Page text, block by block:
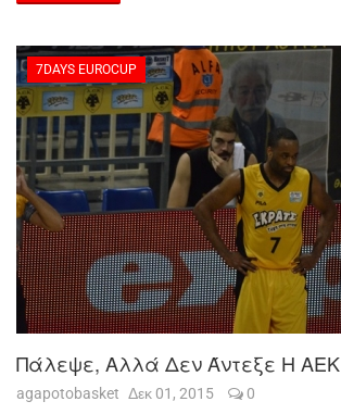
7DAYS EUROCUP
Πάλεψε, Αλλά Δεν Άντεξε Η ΑΕΚ
agapotobasket Δεκ 01, 2015
0